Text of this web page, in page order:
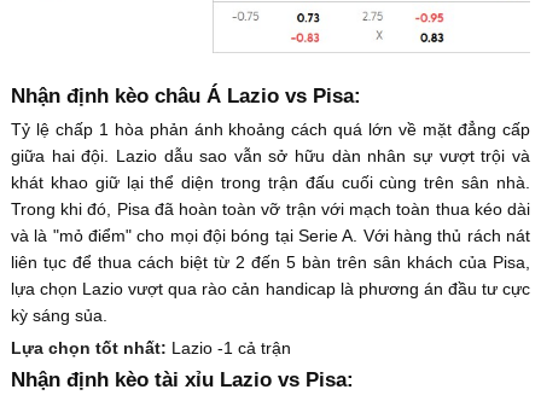
Nhận định kèo châu Á Lazio vs Pisa:
Tỷ lệ chấp 1 hòa phản ánh khoảng cách quá lớn về mặt đẳng cấp
giữa hai đội. Lazio dẫu sao vẫn sở hữu dàn nhân sự vượt trội và
khát khao giữ lại thể diện trong trận đấu cuối cùng trên sân nhà.
Trong khi đó, Pisa đã hoàn toàn vỡ trận với mạch toàn thua kéo dài
và là "mỏ điểm" cho mọi đội bóng tại Serie A. Với hàng thủ rách nát
liên tục để thua cách biệt từ 2 đến 5 bàn trên sân khách của Pisa,
lựa chọn Lazio vượt qua rào cản handicap là phương án đầu tư cực
kỳ sáng sủa.
Lựa chọn tốt nhất: Lazio -1 cả trận
Nhận định kèo tài xỉu Lazio vs Pisa: